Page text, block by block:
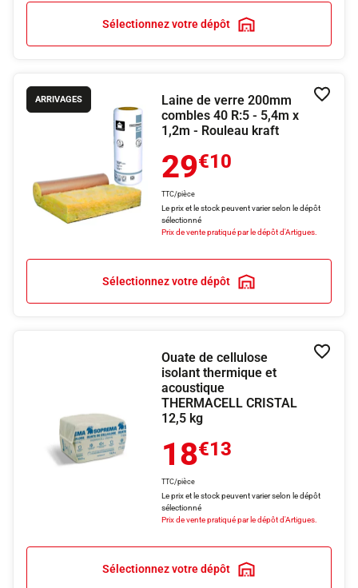
Sélectionnez votre dépôt
ARRIVAGES
Laine de verre 200mm
combles 40 R:5 - 5,4m x
1,2m - Rouleau kraft
29€10
TTC/pièce
Le prix et le stock peuvent varier selon le dépôt
sélectionné
Prix de vente pratiqué par le dépôt d'Artigues.
Sélectionnez votre dépôt
Ouate de cellulose
isolant thermique et
acoustique
THERMACELL CRISTAL
12,5 kg
18€13
TTC/pièce
Le prix et le stock peuvent varier selon le dépôt
sélectionné
Prix de vente pratiqué par le dépôt d'Artigues.
Sélectionnez votre dépôt